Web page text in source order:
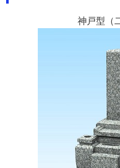
神戸型（